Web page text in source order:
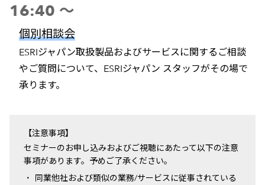
16:40 ～
個別相談会
ESRIジャパン取扱製品およびサービスに関するご相談
やご質問について、ESRIジャパン スタッフがその場で
承ります。
【注意事項】
セミナーのお申し込みおよびご視聴にあたって以下の注意
事項があります。予めご了承ください。
同業他社および類似の業務/サービスに従事されている